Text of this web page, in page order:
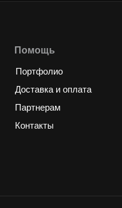
Помощь
Портфолио
Доставка и оплата
Партнерам
Контакты